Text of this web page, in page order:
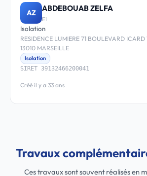
AZ ABDEBOUAB ZELFA
EI
Isolation
RESIDENCE LUMIERE 71 BOULEVARD ICARD
13010 MARSEILLE
Isolation
SIRET 39132466200041
Créé il y a 33 ans
Travaux
Ces travaux sont souvent réalisés en